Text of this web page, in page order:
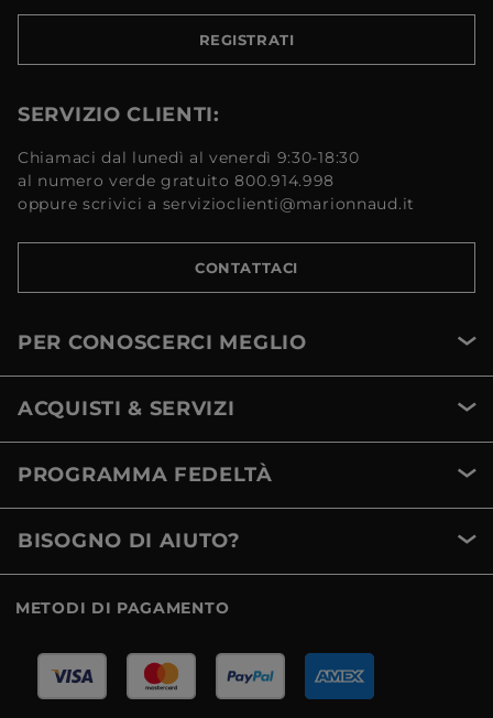
REGISTRATI
SERVIZIO CLIENTI:
Chiamaci dal lunedì al venerdì 9:30-18:30
al numero verde gratuito 800.914.998
oppure scrivici a servizioclienti@marionnaud.it
CONTATTACI
PER CONOSCERCI MEGLIO
ACQUISTI & SERVIZI
PROGRAMMA FEDELTÀ
BISOGNO DI AIUTO?
METODI DI PAGAMENTO